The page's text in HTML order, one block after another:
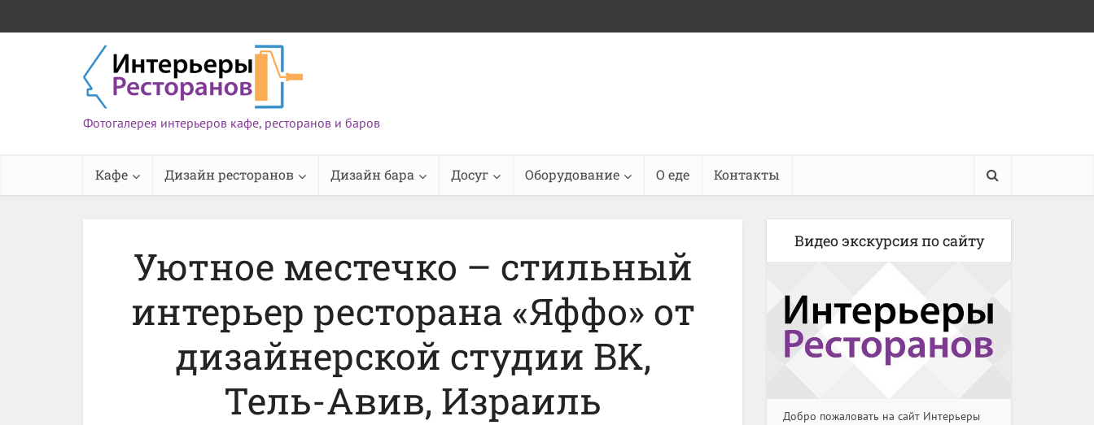
Фотогалерея интерьеров кафе, ресторанов и баров
Кафе Дизайн ресторанов Дизайн бара Досуг Оборудование О еде Контакты
Уютное местечко – стильный
интерьер ресторана «Яффо» от
дизайнерской студии BK,
Тель-Авив, Израиль
Видео экскурсия по сайту
Добро пожаловать на сайт Интерьеры